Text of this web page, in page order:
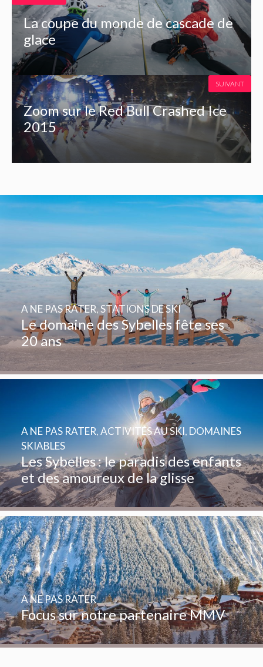
La coupe du monde de cascade de
glace
Zoom sur le Red Bull Crashed Ice
2015
SUIVANT
Le domaine des Sybelles fête ses
20 ans
A NE PAS RATER,STATIONS DE SKI
Les Sybelles : le paradis des enfants
et des amoureux de la glisse
A NE PAS RATER,ACTIVITÉS AU SKI, DOMAINES
SKIABLES
Focus sur notre partenaire MMV
A NE PAS RATER